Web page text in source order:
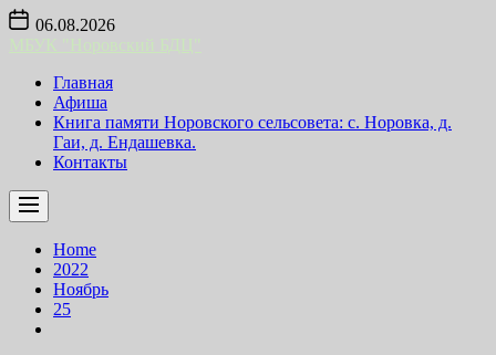
Skip
content
06.08.2026
Главная
Афиша
Книга памяти Норовского сельсовета: с. Норовка, д.
Гаи, д. Ендашевка.
Контакты
Home
2022
Ноябрь
25